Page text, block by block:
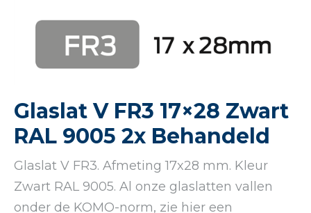
Glaslat V FR3 17×28 Zwart
RAL 9005 2x Behandeld
Glaslat V FR3. Afmeting 17x28 mm. Kleur
Zwart RAL 9005. Al onze glaslatten vallen
onder de KOMO-norm, zie hier een